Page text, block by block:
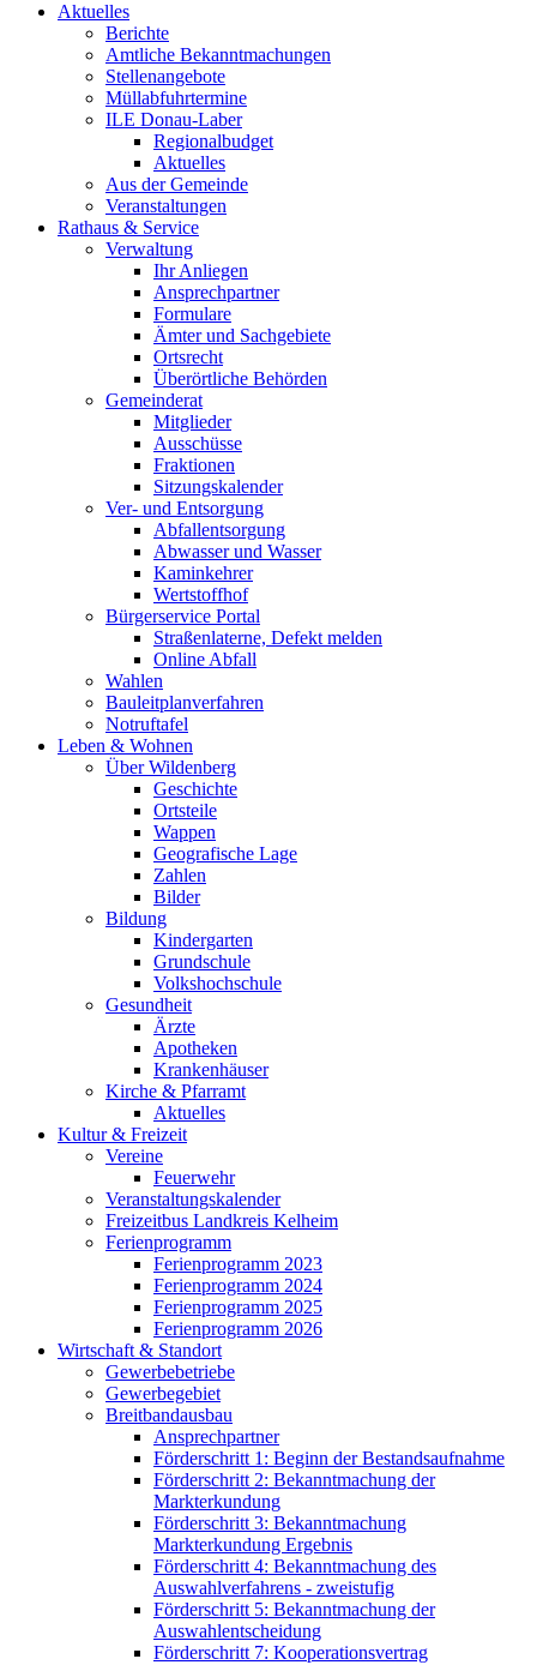
Aktuelles
Berichte
Amtliche Bekanntmachungen
Stellenangebote
Müllabfuhrtermine
ILE Donau-Laber
Regionalbudget
Aktuelles
Aus der Gemeinde
Veranstaltungen
Rathaus & Service
Verwaltung
Ihr Anliegen
Ansprechpartner
Formulare
Ämter und Sachgebiete
Ortsrecht
Überörtliche Behörden
Gemeinderat
Mitglieder
Ausschüsse
Fraktionen
Sitzungskalender
Ver- und Entsorgung
Abfallentsorgung
Abwasser und Wasser
Kaminkehrer
Wertstoffhof
Bürgerservice Portal
Straßenlaterne, Defekt melden
Online Abfall
Wahlen
Bauleitplanverfahren
Notruftafel
Leben & Wohnen
Über Wildenberg
Geschichte
Ortsteile
Wappen
Geografische Lage
Zahlen
Bilder
Bildung
Kindergarten
Grundschule
Volkshochschule
Gesundheit
Ärzte
Apotheken
Krankenhäuser
Kirche & Pfarramt
Aktuelles
Kultur & Freizeit
Vereine
Feuerwehr
Veranstaltungskalender
Freizeitbus Landkreis Kelheim
Ferienprogramm
Ferienprogramm 2023
Ferienprogramm 2024
Ferienprogramm 2025
Ferienprogramm 2026
Wirtschaft & Standort
Gewerbebetriebe
Gewerbegebiet
Breitbandausbau
Ansprechpartner
Förderschritt 1: Beginn der Bestandsaufnahme
Förderschritt 2: Bekanntmachung der
Markterkundung
Förderschritt 3: Bekanntmachung
Markterkundung Ergebnis
Förderschritt 4: Bekanntmachung des
Auswahlverfahrens - zweistufig
Förderschritt 5: Bekanntmachung der
Auswahlentscheidung
Förderschritt 7: Kooperationsvertrag